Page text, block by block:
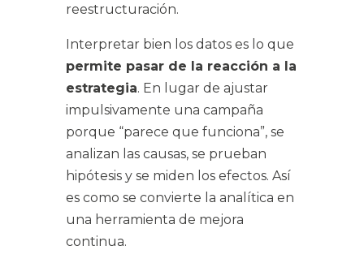
reestructuración.
Interpretar bien los datos es lo que
permite pasar de la reacción a la
estrategia. En lugar de ajustar
impulsivamente una campaña
porque “parece que funciona”, se
analizan las causas, se prueban
hipótesis y se miden los efectos. Así
es como se convierte la analítica en
una herramienta de mejora
continua.